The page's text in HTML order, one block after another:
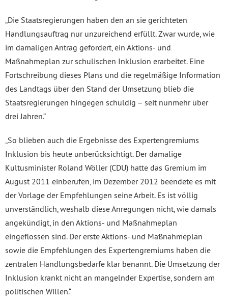
„Die Staatsregierungen haben den an sie gerichteten
Handlungsauftrag nur unzureichend erfüllt. Zwar wurde, wie
im damaligen Antrag gefordert, ein Aktions- und
Maßnahmeplan zur schulischen Inklusion erarbeitet. Eine
Fortschreibung dieses Plans und die regelmäßige Information
des Landtags über den Stand der Umsetzung blieb die
Staatsregierungen hingegen schuldig – seit nunmehr über
drei Jahren.“
„So blieben auch die Ergebnisse des Expertengremiums
Inklusion bis heute unberücksichtigt. Der damalige
Kultusminister Roland Wöller (CDU) hatte das Gremium im
August 2011 einberufen, im Dezember 2012 beendete es mit
der Vorlage der Empfehlungen seine Arbeit. Es ist völlig
unverständlich, weshalb diese Anregungen nicht, wie damals
angekündigt, in den Aktions- und Maßnahmeplan
eingeflossen sind. Der erste Aktions- und Maßnahmeplan
sowie die Empfehlungen des Expertengremiums haben die
zentralen Handlungsbedarfe klar benannt. Die Umsetzung der
Inklusion krankt nicht an mangelnder Expertise, sondern am
politischen Willen.“